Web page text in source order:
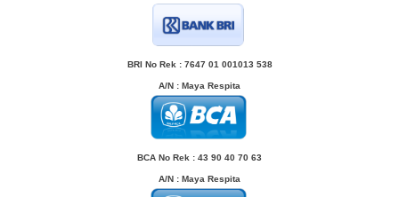
BRI No Rek : 7647 01 001013 538
A/N : Maya Respita
BCA No Rek : 43 90 40 70 63
A/N : Maya Respita